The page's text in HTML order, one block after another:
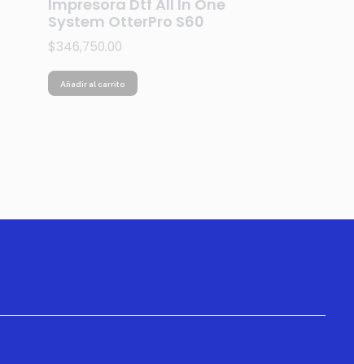
Impresora Dtf All In One
System OtterPro S60
$346,750.00
Añadir al carrito